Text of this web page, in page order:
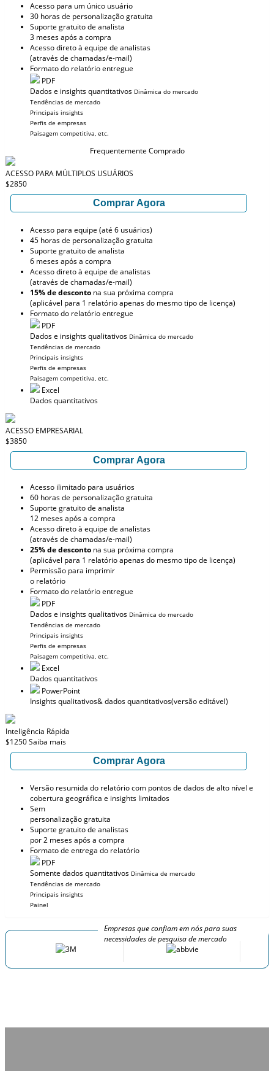
Acesso para um único usuário
30 horas de personalização gratuita
Suporte gratuito de analista
3 meses após a compra
Acesso direto à equipe de analistas
(através de chamadas/e-mail)
Formato do relatório entregue
PDF
Dados e insights quantitativos Dinâmica do mercado
Tendências de mercado
Principais insights
Perfis de empresas
Paisagem competitiva, etc.
Frequentemente Comprado
ACESSO PARA MÚLTIPLOS USUÁRIOS
$2850
Comprar Agora
Acesso para equipe (até 6 usuários)
45 horas de personalização gratuita
Suporte gratuito de analista
6 meses após a compra
Acesso direto à equipe de analistas
(através de chamadas/e-mail)
15% de desconto na sua próxima compra
(aplicável para 1 relatório apenas do mesmo tipo de licença)
Formato do relatório entregue
PDF
Dados e insights qualitativos Dinâmica do mercado
Tendências de mercado
Principais insights
Perfis de empresas
Paisagem competitiva, etc.
Excel
Dados quantitativos
ACESSO EMPRESARIAL
$3850
Comprar Agora
Acesso ilimitado para usuários
60 horas de personalização gratuita
Suporte gratuito de analista
12 meses após a compra
Acesso direto à equipe de analistas
(através de chamadas/e-mail)
25% de desconto na sua próxima compra
(aplicável para 1 relatório apenas do mesmo tipo de licença)
Permissão para imprimir
o relatório
Formato do relatório entregue
PDF
Dados e insights qualitativos Dinâmica do mercado
Tendências de mercado
Principais insights
Perfis de empresas
Paisagem competitiva, etc.
Excel
Dados quantitativos
PowerPoint
Insights qualitativos& dados quantitativos(versão editável)
Inteligência Rápida
$1250Saiba mais
Comprar Agora
Versão resumida do relatório com pontos de dados de alto nível e
cobertura geográfica e insights limitados
Sem
personalização gratuita
Suporte gratuito de analistas
por 2 meses após a compra
Formato de entrega do relatório
PDF
Somente dados quantitativos Dinâmica de mercado
Tendências de mercado
Principais insights
Painel
Empresas que confiam em nós para suas
necessidades de pesquisa de mercado